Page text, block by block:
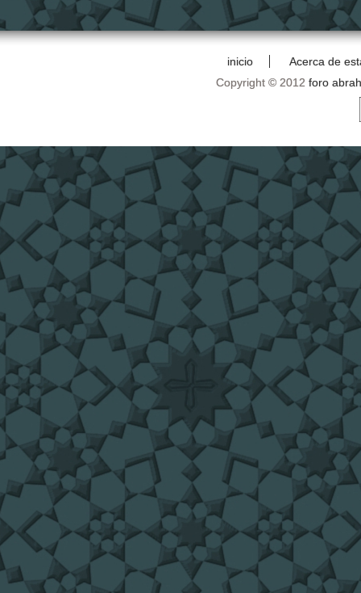
inicio
Acerca de
Copyright © 2012 foro